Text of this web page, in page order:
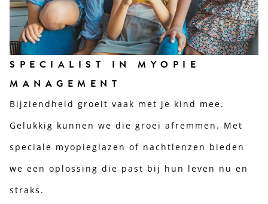
SPECIALIST IN MYOPIE
MANAGEMENT
Bijziendheid groeit vaak met je kind mee.
Gelukkig kunnen we die groei afremmen. Met
speciale myopieglazen of nachtlenzen bieden
we een oplossing die past bij hun leven nu en
straks.